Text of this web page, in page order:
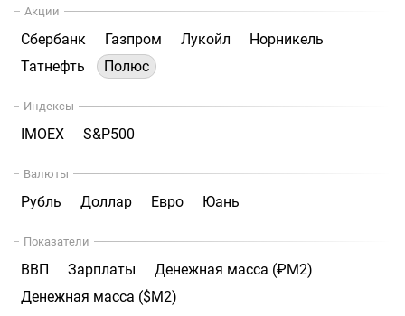
Акции
Сбербанк Газпром Лукойл
Норникель
Татнефть
Полюс
Индексы
IMOEX S&P500
Валюты
Рубль Доллар Евро Юань
Показатели
ВВП Зарплаты
Денежная масса (₽М2)
Денежная масса ($М2)